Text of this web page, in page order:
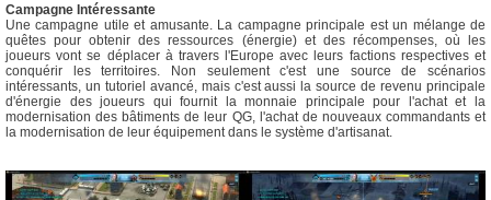
Campagne Intéressante
Une campagne utile et amusante. La campagne principale est un mélange de
quêtes pour obtenir des ressources (énergie) et des récompenses, où les
joueurs vont se déplacer à travers l'Europe avec leurs factions respectives et
conquérir les territoires. Non seulement c'est une source de scénarios
intéressants, un tutoriel avancé, mais c'est aussi la source de revenu principale
d'énergie des joueurs qui fournit la monnaie principale pour l'achat et la
modernisation des bâtiments de leur QG, l'achat de nouveaux commandants et
la modernisation de leur équipement dans le système d'artisanat.